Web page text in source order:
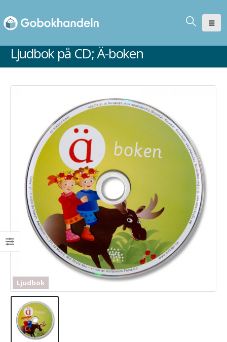
Ljudbok på CD; Ä-boken
Ljudbok